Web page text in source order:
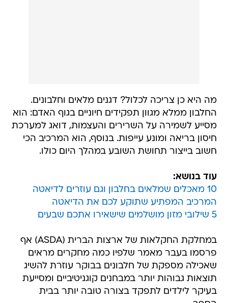
מה היא כן צריכה לכלול? דגנים מלאים וחלבונים.
החלבון ממלא מגוון תפקידים חיוניים בגוף האדם: הוא
מסייע לשמירה על השרירים והעצמות, דואג למערכת
חיסון בריאה ומונע עייפות. בנוסף, הוא המרכיב הכי
חשוב בייצור תחושת השובע במהלך היום כולו.
עוד בנושא:
10 מאכלים שמלאים בחלבון וגם עוזרים לדיאטה
המרכיב המפתיע שתוקע לכם את הדיאטה
5 שילובי מזון מושלמים שישאירו אתכם שבעים
במחלקת החקלאות של ארצות הברית (ASDA) אף
פרסמו בעבר מאמר שלפיו כמה מחקרים מראים
שאכילה מספקת של חלבונים בבוקר עוזרת להשיג
תוצאות גבוהות יותר במבחנים קוגניטיביים ומסייעת
בעיקר לילדים לתפקד בצורה טובה יותר בבית